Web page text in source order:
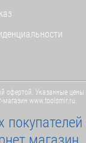
офертой. Указанные цены
магазин www.toolsmir.ru.